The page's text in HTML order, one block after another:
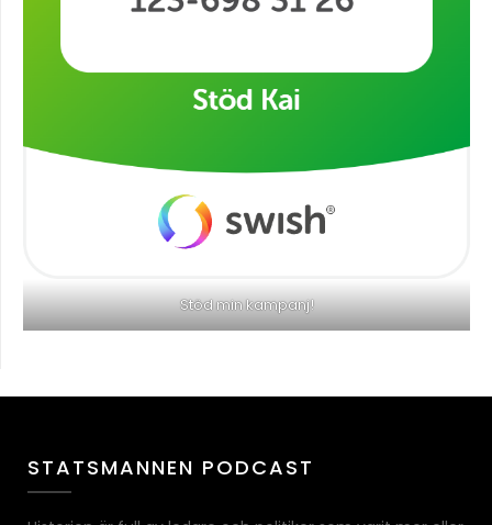
Stöd min kampanj!
STATSMANNEN PODCAST